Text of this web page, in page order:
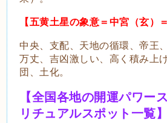
【五黄土星の象意＝中宮（玄）
中央、支配、天地の循環、帝王
万丈、吉凶激しい、高く積み上
団、土化。
【全国各地の開運パワー
リチュアルスポット一覧】